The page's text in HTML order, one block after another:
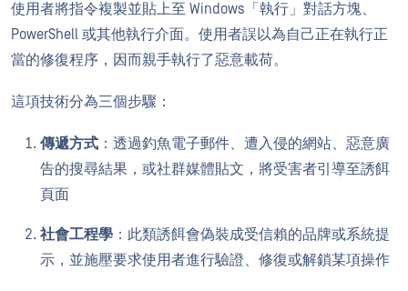
使用者將指令複製並貼上至 Windows「執行」對話方塊、
PowerShell 或其他執行介面。使用者誤以為自己正在執行正
當的修復程序，因而親手執行了惡意載荷。
這項技術分為三個步驟：
傳遞方式 ：透過釣魚電子郵件、遭入侵的網站、惡意廣
告的搜尋結果，或社群媒體貼文，將受害者引導至誘餌
頁面
社會工程學 ：此類誘餌會偽裝成受信賴的品牌或系統提
示，並施壓要求使用者進行驗證、修復或解鎖某項操作